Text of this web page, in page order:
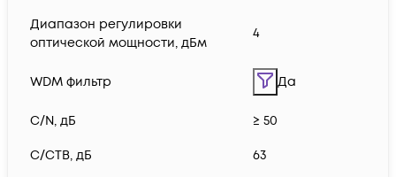
Диапазон регулировки
оптической мощности, дБм
4
WDM фильтр Да
C/N, дБ ≥ 50
C/CTB, дБ 63